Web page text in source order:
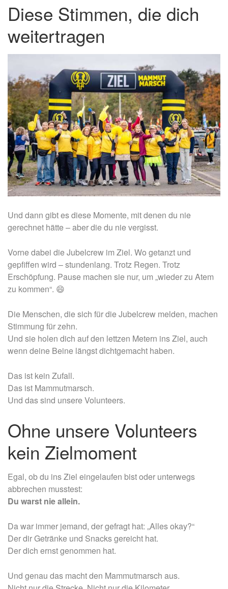
Diese Stimmen, die dich
weitertragen
Und dann gibt es diese Momente, mit denen du nie
gerechnet hätte – aber die du nie vergisst.
Vorne dabei die Jubelcrew im Ziel. Wo getanzt und
gepfiffen wird – stundenlang. Trotz Regen. Trotz
Erschöpfung. Pause machen sie nur, um „wieder zu Atem
zu kommen“. 😄
Die Menschen, die sich für die Jubelcrew melden, machen
Stimmung für zehn.
Und sie holen dich auf den lettzen Metern ins Ziel, auch
wenn deine Beine längst dichtgemacht haben.
Das ist kein Zufall.
Das ist Mammutmarsch.
Und das sind unsere Volunteers.
Ohne unsere Volunteers
kein Zielmoment
Egal, ob du ins Ziel eingelaufen bist oder unterwegs
abbrechen musstest:
Du warst nie allein.
Da war immer jemand, der gefragt hat: „Alles okay?“
Der dir Getränke und Snacks gereicht hat.
Der dich ernst genommen hat.
Und genau das macht den Mammutmarsch aus.